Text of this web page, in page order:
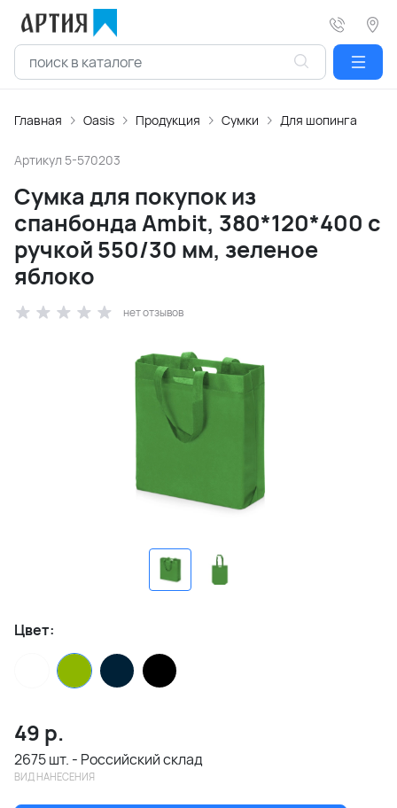
Главная Oasis Продукция Сумки Для шопинга
Артикул 5-570203
Сумка для покупок из
спанбонда Ambit, 380*120*400 с
ручкой 550/30 мм, зеленое
яблоко
нет отзывов
Цвет:
49 р.
2675 шт. - Российский склад
ВИД НАНЕСЕНИЯ